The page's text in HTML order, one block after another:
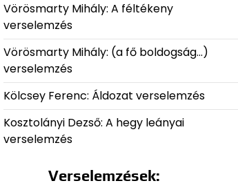
Vörösmarty Mihály: A féltékeny
verselemzés
Vörösmarty Mihály: (a fő boldogság…)
verselemzés
Kölcsey Ferenc: Áldozat verselemzés
Kosztolányi Dezső: A hegy leányai
verselemzés
Verselemzések: